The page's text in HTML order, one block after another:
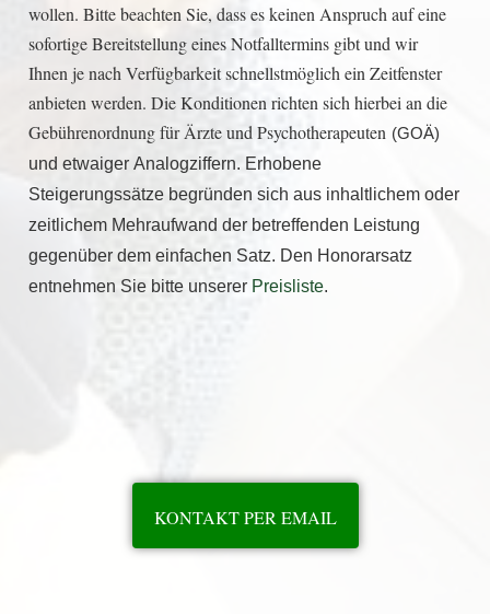
wollen. Bitte beachten Sie, dass es keinen Anspruch auf eine
sofortige Bereitstellung eines Notfalltermins gibt und wir
Ihnen je nach Verfügbarkeit schnellstmöglich ein Zeitfenster
anbieten werden. Die Konditionen richten sich hierbei an die
Gebührenordnung für Ärzte und Psychotherapeuten (GOÄ)
und etwaiger Analogziffern. Erhobene
Steigerungssätze begründen sich aus inhaltlichem oder
zeitlichem Mehraufwand der betreffenden Leistung
gegenüber dem einfachen Satz. Den Honorarsatz
entnehmen Sie bitte unserer Preisliste.
KONTAKT PER EMAIL